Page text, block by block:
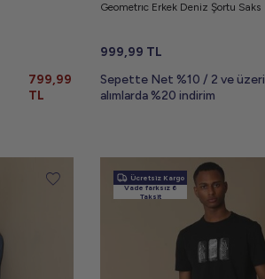
799,99
TL
Geometrıc Erkek Deniz Şortu Saks
999,99 TL
Sepette Net %10 / 2 ve üzeri
alımlarda %20 indirim
Ücretsiz Kargo
Vade farksız 6
Taksit